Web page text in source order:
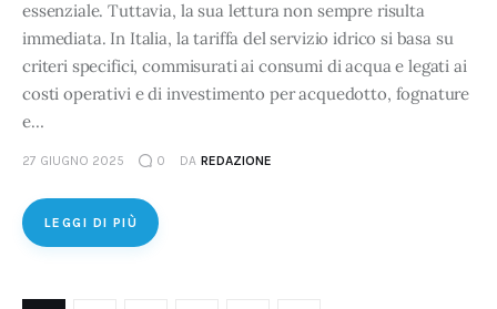
essenziale. Tuttavia, la sua lettura non sempre risulta
immediata. In Italia, la tariffa del servizio idrico si basa su
criteri specifici, commisurati ai consumi di acqua e legati ai
costi operativi e di investimento per acquedotto, fognature
e…
27 GIUGNO 2025 0 DA REDAZIONE
LEGGI DI PIÙ